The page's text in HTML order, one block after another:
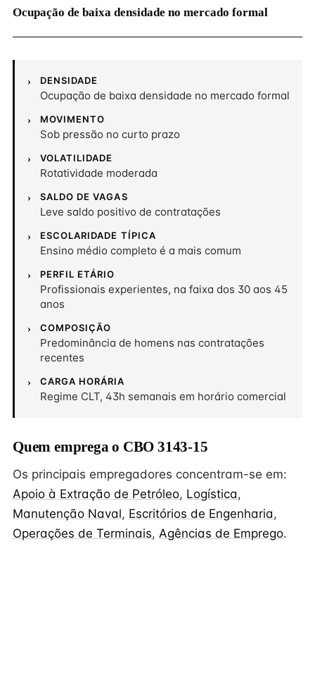
Ocupação de baixa densidade no mercado formal
DENSIDADE
Ocupação de baixa densidade no mercado formal
MOVIMENTO
Sob pressão no curto prazo
VOLATILIDADE
Rotatividade moderada
SALDO DE VAGAS
Leve saldo positivo de contratações
ESCOLARIDADE TÍPICA
Ensino médio completo é a mais comum
PERFIL ETÁRIO
Profissionais experientes, na faixa dos 30 aos 45
anos
COMPOSIÇÃO
Predominância de homens nas contratações
recentes
CARGA HORÁRIA
Regime CLT, 43h semanais em horário comercial
Quem emprega o CBO 3143-15
Os principais empregadores concentram-se em:
Apoio à Extração de Petróleo, Logística,
Manutenção Naval, Escritórios de Engenharia,
Operações de Terminais, Agências de Emprego.